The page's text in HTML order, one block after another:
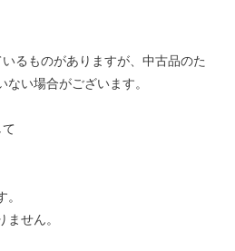
るものがありますが、中古品のた
い場合がございます。
せん。